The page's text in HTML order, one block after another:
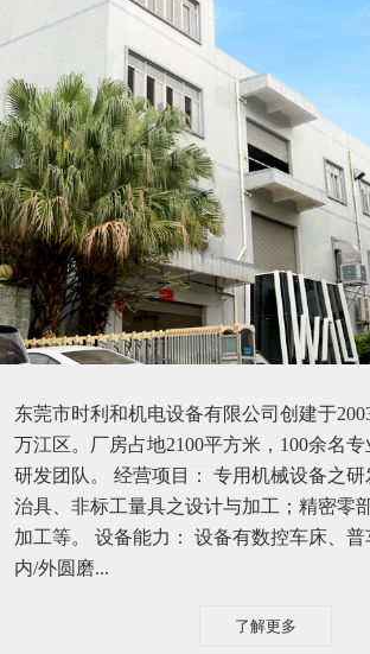
东莞市时利和机电设备有限公司创建于
万江区。厂房占地2100平方米，100余名
研发团队。 经营项目： 专用机械设备之
治具、非标工量具之设计与加工；精密零
加工等。 设备能力： 设备有数控车床、普
内/外圆磨...
了解更多